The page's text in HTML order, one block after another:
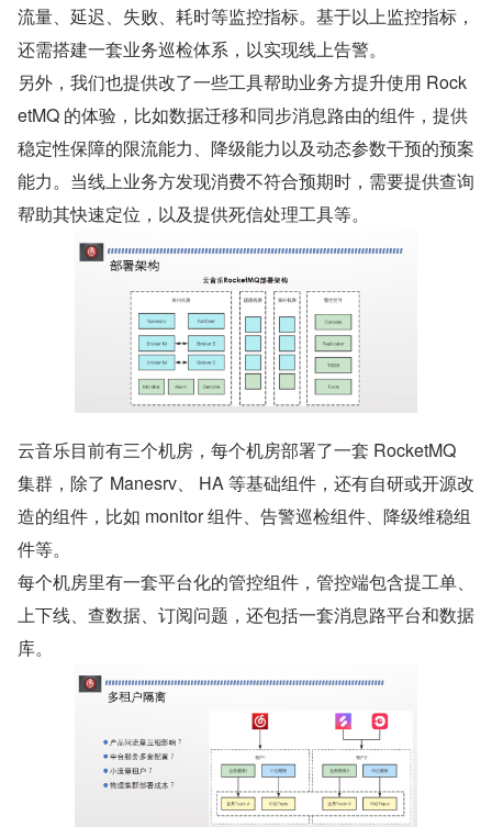
流量、延迟、失败、耗时等监控指标。基于以上监控指标，
还需搭建一套业务巡检体系，以实现线上告警。
另外，我们也提供改了一些工具帮助业务方提升使用 Rock
etMQ 的体验，比如数据迁移和同步消息路由的组件，提供
稳定性保障的限流能力、降级能力以及动态参数干预的预案
能力。当线上业务方发现消费不符合预期时，需要提供查询
帮助其快速定位，以及提供死信处理工具等。
云音乐目前有三个机房，每个机房部署了一套 RocketMQ
集群，除了 Manesrv、 HA 等基础组件，还有自研或开源改
造的组件，比如 monitor 组件、告警巡检组件、降级维稳组
件等。
每个机房里有一套平台化的管控组件，管控端包含提工单、
上下线、查数据、订阅问题，还包括一套消息路平台和数据
库。